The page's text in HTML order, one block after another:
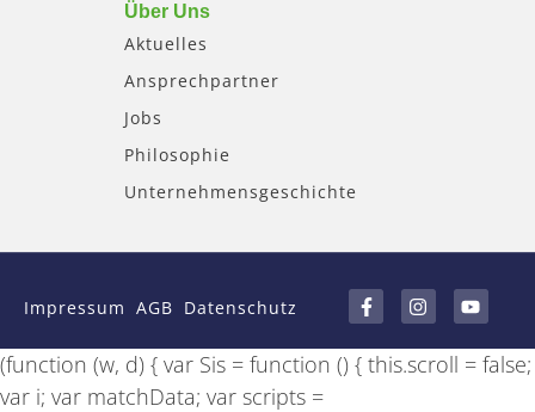
Über Uns
Aktuelles
Ansprechpartner
Jobs
Philosophie
Unternehmensgeschichte
Impressum AGB Datenschutz
a
c
e
b
o
n
s
t
a
g
o
u
t
u
b
(function (w, d) { var Sis = function () { this.scroll = false;
var i; var matchData; var scripts =